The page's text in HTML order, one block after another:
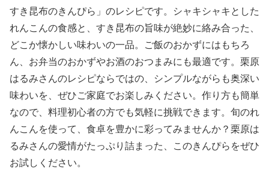
すき昆布のきんぴら」のレシピです。シャキシャキとした
れんこんの食感と、すき昆布の旨味が絶妙に絡み合った、
どこか懐かしい味わいの一品。ご飯のおかずにはもちろ
ん、お弁当のおかずやお酒のおつまみにも最適です。栗原
はるみさんのレシピならではの、シンプルながらも奥深い
味わいを、ぜひご家庭でお楽しみください。作り方も簡単
なので、料理初心者の方でも気軽に挑戦できます。旬のれ
んこんを使って、食卓を豊かに彩ってみませんか？栗原は
るみさんの愛情がたっぷり詰まった、このきんぴらをぜひ
お試しください。